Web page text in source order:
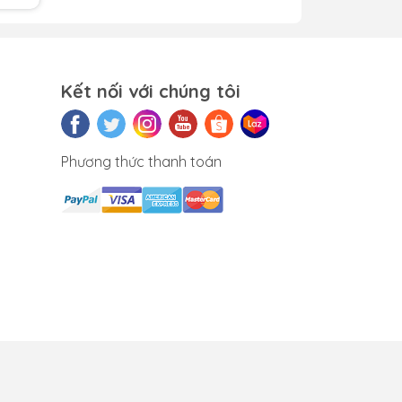
Kết nối với chúng tôi
Phương thức thanh toán